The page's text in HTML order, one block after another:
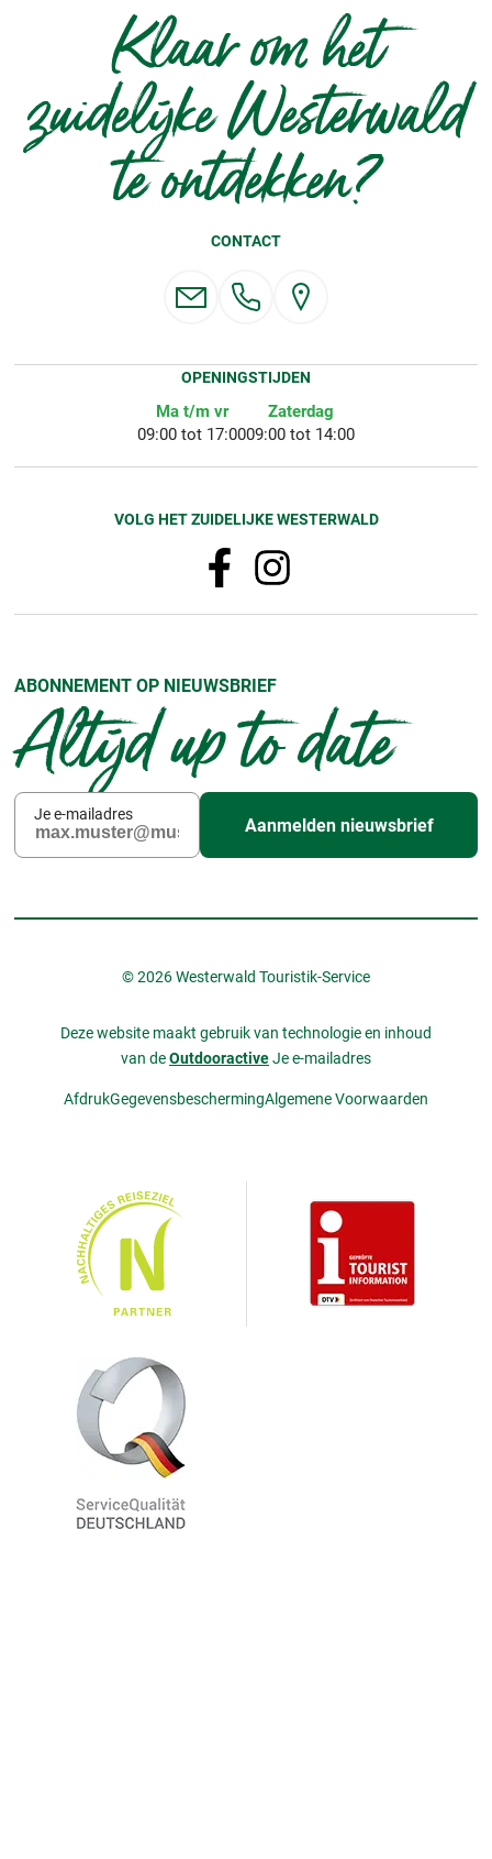
Klaar om het
zuidelijke Westerwald
te ontdekken?
CONTACT
OPENINGSTIJDEN
Ma t/m vr
09:00 tot 17:00
Zaterdag
09:00 tot 14:00
VOLG HET ZUIDELIJKE WESTERWALD
ABONNEMENT OP NIEUWSBRIEF
Altijd up to date
Je e-mailadres
Aanmelden nieuwsbrief
© 2026 Westerwald Touristik-Service
Deze website maakt gebruik van technologie en inhoud
van deOutdooractiveJe e-mailadres
AfdrukGegevensbeschermingAlgemene Voorwaarden